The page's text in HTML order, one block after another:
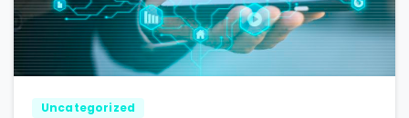
0
Uncategorized